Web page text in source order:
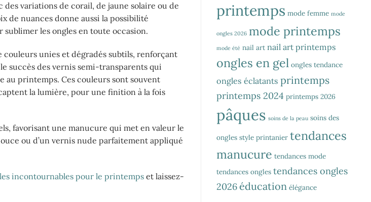
des variations de corail, de jaune solaire ou de
de nuances donne aussi la possibilité
les ongles en toute occasion.
unies et dégradés subtils, renforçant
succès des vernis semi-transparents qui
au printemps. Ces couleurs sont souvent
la lumière, pour une finition à la fois
favorisant une manucure qui met en valeur le
ou d’un vernis nude parfaitement appliqué
incontournables pour le printempset laissez-
printemps mode femme mode
ongles 2026 mode printemps
mode été nail art nail art printemps
ongles en gel ongles tendance
ongles éclatants printemps
printemps 2024 printemps 2026
pâques soins de la peau soins des
ongles style printanier tendances
manucure tendances mode
tendances ongles tendances ongles
2026 éducation élégance